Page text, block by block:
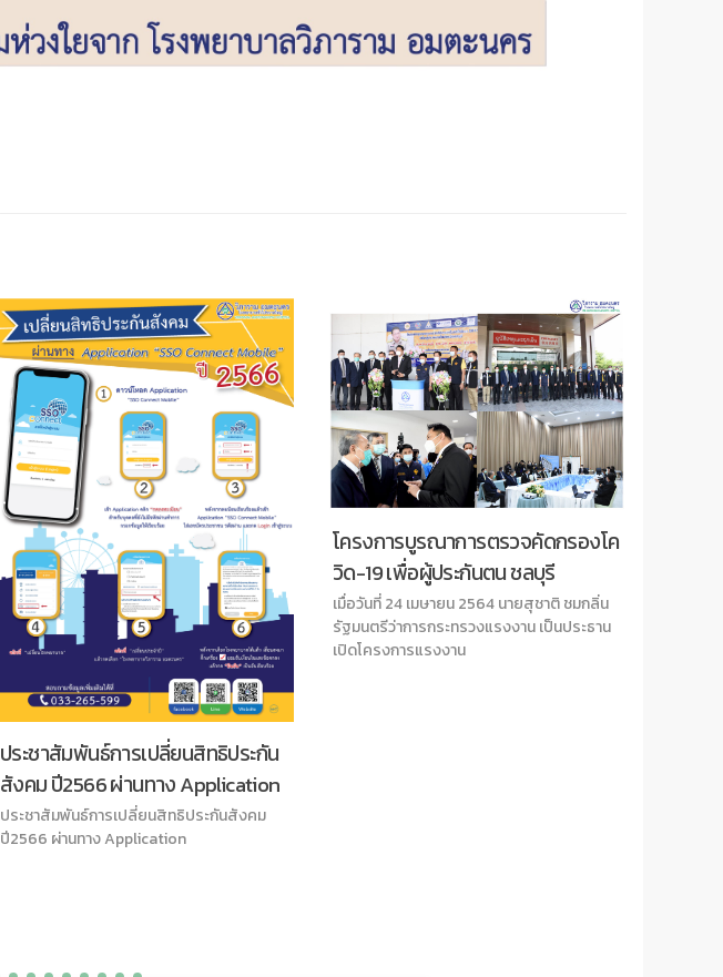
ประชาสัมพันธ์การเปลี่ยนสิทธิประกัน
สังคม ปี2566 ผ่านทาง Application
ประชาสัมพันธ์การเปลี่ยนสิทธิประกันสังคม
ปี2566 ผ่านทาง Application
โครงการบูรณาการตรวจคัดกรองโค
วิด-19 เพื่อผู้ประกันตน ชลบุรี
เมื่อวันที่ 24 เมษายน 2564 นายสุชาติ ชมกลิ่น
รัฐมนตรีว่าการกระทรวงแรงงาน เป็นประธาน
เปิดโครงการแรงงาน